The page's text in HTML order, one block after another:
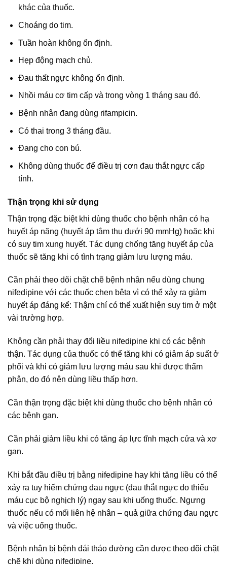
khác của thuốc.
Choáng do tim.
Tuần hoàn không ổn định.
Hẹp động mạch chủ.
Đau thất ngực không ổn định.
Nhồi máu cơ tim cấp và trong vòng 1 tháng sau đó.
Bệnh nhân đang dùng rifampicin.
Có thai trong 3 tháng đầu.
Đang cho con bú.
Không dùng thuốc để điều trị cơn đau thắt ngực cấp
tính.
Thận trọng khi sử dụng
Thận trọng đặc biệt khi dùng thuốc cho bệnh nhân có hạ
huyết áp nặng (huyết áp tâm thu dưới 90 mmHg) hoặc khi
có suy tim xung huyết. Tác dụng chống tăng huyết áp của
thuốc sẽ tăng khi có tình trạng giảm lưu lượng máu.
Cần phải theo dõi chặt chẽ bệnh nhân nếu dùng chung
nifedipine với các thuốc chẹn bêta vì có thể xảy ra giảm
huyết áp đáng kể: Thậm chí có thể xuất hiện suy tim ở một
vài trường hợp.
Không cần phải thay đổi liều nifedipine khi có các bệnh
thận. Tác dụng của thuốc có thể tăng khi có giảm áp suất ở
phổi và khi có giảm lưu lượng máu sau khi được thẩm
phân, do đó nên dùng liều thấp hơn.
Cần thận trọng đặc biệt khi dùng thuốc cho bệnh nhân có
các bệnh gan.
Cần phải giảm liều khi có tăng áp lực tĩnh mạch cửa và xơ
gan.
Khi bắt đầu điều trị bằng nifedipine hay khi tăng liều có thể
xảy ra tuy hiếm chứng đau ngực (đau thắt ngực do thiếu
máu cục bộ nghịch lý) ngay sau khi uống thuốc. Ngưng
thuốc nếu có mối liên hệ nhân – quả giữa chứng đau ngực
và việc uống thuốc.
Bệnh nhân bị bệnh đái tháo đường cần được theo dõi chặt
chẽ khi dùng nifedipine.